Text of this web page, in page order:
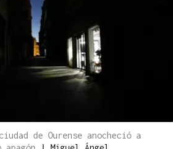
de Ourense anocheció a